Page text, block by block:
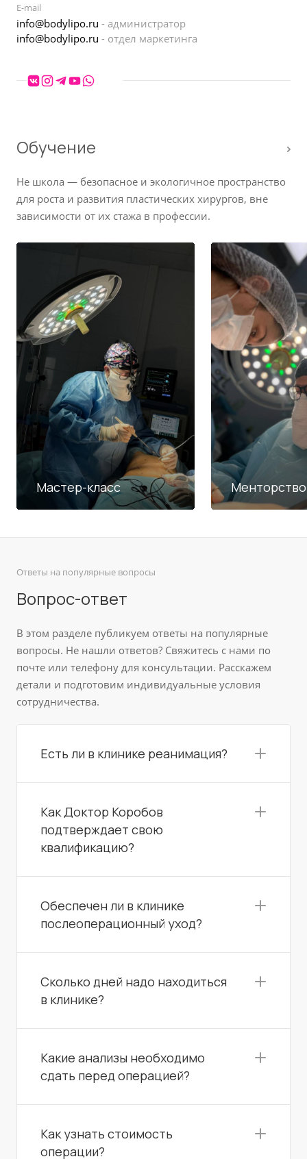
Обучение
Не школа — безопасное и экологичное пространство
для роста и развития пластических хирургов, вне
зависимости от их стажа в профессии.
Мастер-класс Менторство
Ответы на популярные вопросы
Вопрос-ответ
В этом разделе публикуем ответы на популярные
вопросы. Не нашли ответов? Свяжитесь с нами по
почте или телефону для консультации. Расскажем
детали и подготовим индивидуальные условия
сотрудничества.
Есть ли в клинике реанимация?
Как Доктор Коробов
подтверждает свою
квалификацию?
Обеспечен ли в клинике
послеоперационный уход?
Сколько дней надо находиться
в клинике?
Какие анализы необходимо
сдать перед операцией?
Как узнать стоимость
операции?
E-mail
info@bodylipo.ru - администратор
info@bodylipo.ru - отдел маркетинга